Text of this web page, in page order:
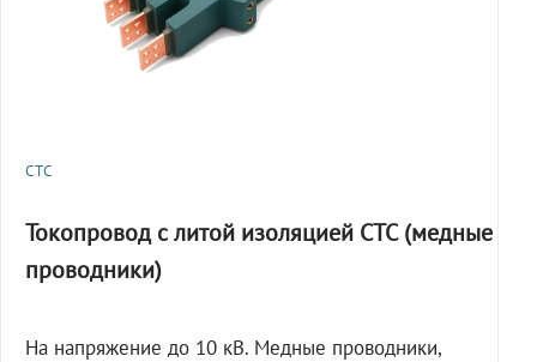
СТС
Токопровод с литой изоляцией СТС (медные
проводники)
На напряжение до 10 кВ. Медные проводники,